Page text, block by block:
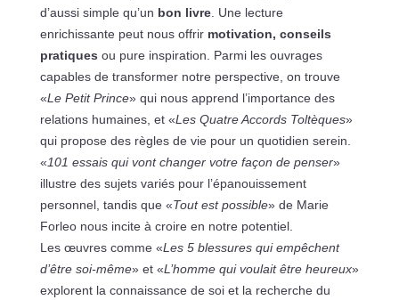
d’aussi simple qu’un bon livre. Une lecture
enrichissante peut nous offrir motivation, conseils
pratiques ou pure inspiration. Parmi les ouvrages
capables de transformer notre perspective, on trouve
«Le Petit Prince» qui nous apprend l’importance des
relations humaines, et «Les Quatre Accords Toltèques»
qui propose des règles de vie pour un quotidien serein.
«101 essais qui vont changer votre façon de penser»
illustre des sujets variés pour l’épanouissement
personnel, tandis que «Tout est possible» de Marie
Forleo nous incite à croire en notre potentiel.
Les œuvres comme «Les 5 blessures qui empêchent
d’être soi-même» et «L’homme qui voulait être heureux»
explorent la connaissance de soi et la recherche du